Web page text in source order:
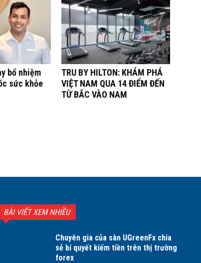
bổ nhiệm
sức khỏe
TRU BY HILTON: KHÁM PHÁ
VIỆT NAM QUA 14 ĐIỂM ĐẾN
TỪ BẮC VÀO NAM
BÀI VIẾT XEM NHIỀU
Chuyên gia của sàn UGreenFx chia
sẻ bí quyết kiếm tiền trên thị trường
forex